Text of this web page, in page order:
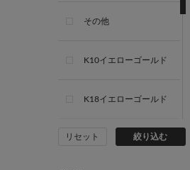
その他
K10イエローゴールド
K18イエローゴールド
K10ホワイトゴールド
リセット 絞り込む